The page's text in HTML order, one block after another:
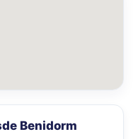
Benidorm